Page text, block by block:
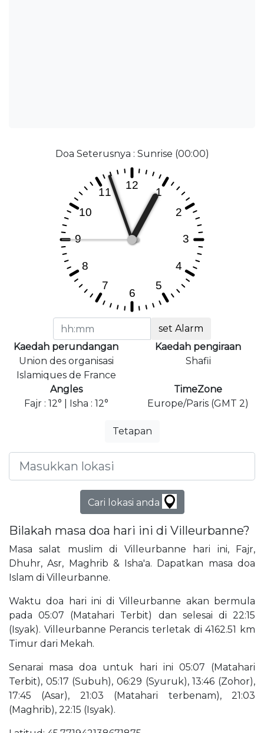
Doa Seterusnya : Sunrise (00:00)
set Alarm
Kaedah perundangan
Union des organisasi
Islamiques de France
Kaedah pengiraan
Shafii
Angles
Fajr : 12° | Isha : 12°
TimeZone
Europe/Paris (GMT 2)
Tetapan
Cari lokasi anda
Bilakah masa doa hari ini di Villeurbanne?
Masa salat muslim di Villeurbanne hari ini, Fajr,
Dhuhr, Asr, Maghrib & Isha'a. Dapatkan masa doa
Islam di Villeurbanne.
Waktu doa hari ini di Villeurbanne akan bermula
pada 05:07 (Matahari Terbit) dan selesai di 22:15
(Isyak). Villeurbanne Perancis terletak di 4162.51 km
Timur dari Mekah.
Senarai masa doa untuk hari ini 05:07 (Matahari
Terbit), 05:17 (Subuh), 06:29 (Syuruk), 13:46 (Zohor),
17:45 (Asar), 21:03 (Matahari terbenam), 21:03
(Maghrib), 22:15 (Isyak).